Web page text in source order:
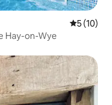
5 (10)
Hay-on-Wye